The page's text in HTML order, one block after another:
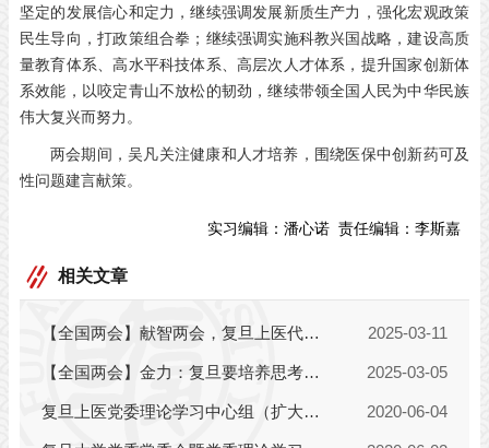
坚定的发展信心和定力，继续强调发展新质生产力，强化宏观政策
民生导向，打政策组合拳；继续强调实施科教兴国战略，建设高质
量教育体系、高水平科技体系、高层次人才体系，提升国家创新体
系效能，以咬定青山不放松的韧劲，继续带领全国人民为中华民族
伟大复兴而努力。
两会期间，吴凡关注健康和人才培养，围绕医保中创新药可及
性问题建言献策。
实习编辑： 潘心诺 责任编辑： 李斯嘉
相关文章